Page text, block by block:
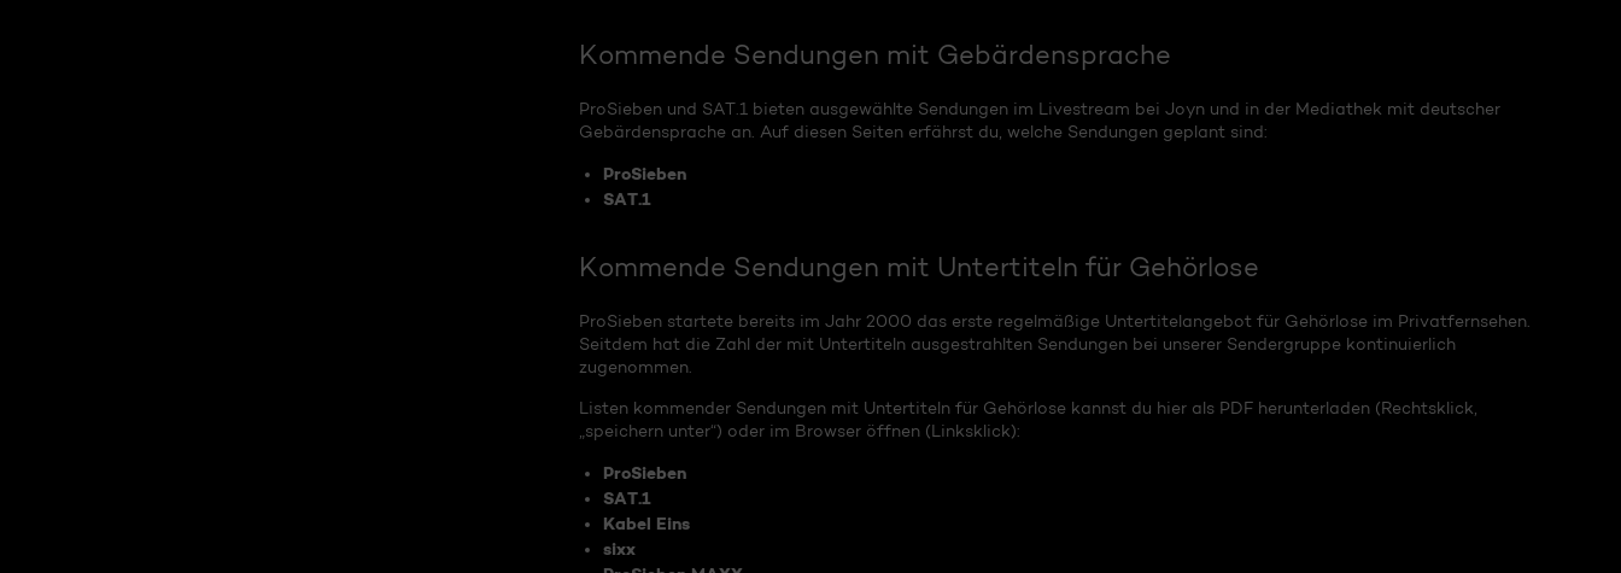
Kommende Sendungen mit Gebärdensprache
ProSieben und SAT.1 bieten ausgewählte Sendungen im Livestream bei Joyn und in der Mediathek mit deutscher
Gebärdensprache an. Auf diesen Seiten erfährst du, welche Sendungen geplant sind:
ProSieben
SAT.1
Kommende Sendungen mit Untertiteln für Gehörlose
ProSieben startete bereits im Jahr 2000 das erste regelmäßige Untertitelangebot für Gehörlose im Privatfernsehen.
Seitdem hat die Zahl der mit Untertiteln ausgestrahlten Sendungen bei unserer Sendergruppe kontinuierlich
zugenommen.
Listen kommender Sendungen mit Untertiteln für Gehörlose kannst du hier als PDF herunterladen (Rechtsklick,
„speichern unter“) oder im Browser öffnen (Linksklick):
ProSieben
SAT.1
Kabel Eins
sixx